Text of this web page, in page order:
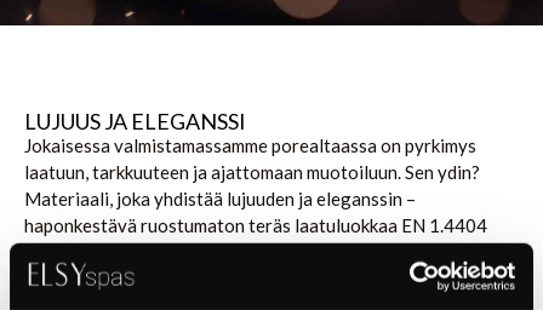
LUJUUS JA ELEGANSSI
Jokaisessa valmistamassamme porealtaassa on pyrkimys
laatuun, tarkkuuteen ja ajattomaan muotoiluun. Sen ydin?
Materiaali, joka yhdistää lujuuden ja eleganssin –
haponkestävä ruostumaton teräs laatuluokkaa EN 1.4404
Harjattu pinta heijastaa valoa hienovaraisesti ja antaa